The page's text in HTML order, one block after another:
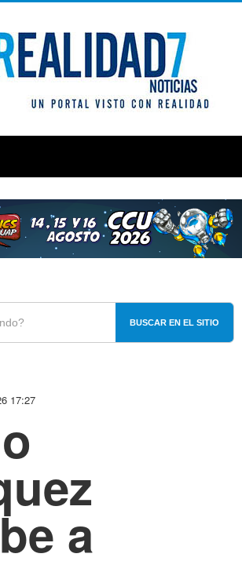
OPINIÓN
BUSCAR EN EL SITIO
17:27
a